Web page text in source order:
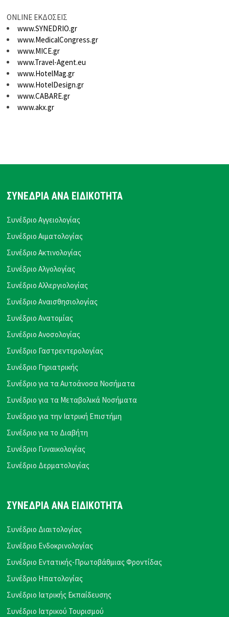
ONLINE ΕΚΔΟΣΕΙΣ
www.SYNEDRIO.gr
www.MedicalCongress.gr
www.MICE.gr
www.Travel-Agent.eu
www.HotelMag.gr
www.HotelDesign.gr
www.CABARE.gr
www.akx.gr
ΣΥΝΕΔΡΙΑ ΑΝΑ ΕΙΔΙΚΟΤΗΤΑ
Συνέδριο Αγγειολογίας
Συνέδριο Αιματολογίας
Συνέδριο Ακτινολογίας
Συνέδριο Αλγολογίας
Συνέδριο Αλλεργιολογίας
Συνέδριο Αναισθησιολογίας
Συνέδριο Ανατομίας
Συνέδριο Ανοσολογίας
Συνέδριο Γαστρεντερολογίας
Συνέδριο Γηριατρικής
Συνέδριο για τα Αυτοάνοσα Νοσήματα
Συνέδριο για τα Μεταβολικά Νοσήματα
Συνέδριο για την Ιατρική Επιστήμη
Συνέδριο για το Διαβήτη
Συνέδριο Γυναικολογίας
Συνέδριο Δερματολογίας
ΣΥΝΕΔΡΙΑ ΑΝΑ ΕΙΔΙΚΟΤΗΤΑ
Συνέδριο Διαιτολογίας
Συνέδριο Ενδοκρινολογίας
Συνέδριο Εντατικής-Πρωτοβάθμιας Φροντίδας
Συνέδριο Ηπατολογίας
Συνέδριο Ιατρικής Εκπαίδευσης
Συνέδριο Ιατρικού Τουρισμού